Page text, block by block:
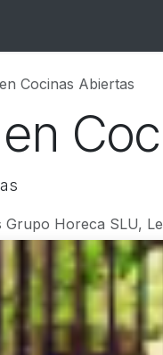
Cocinas Abiertas
Grupo Horeca SLU,